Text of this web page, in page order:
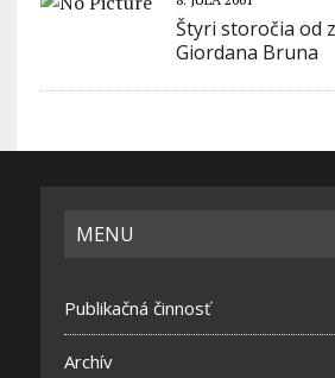
Štyri storočia od
Giordana Bruna
MENU
Publikačná činnosť
Archív